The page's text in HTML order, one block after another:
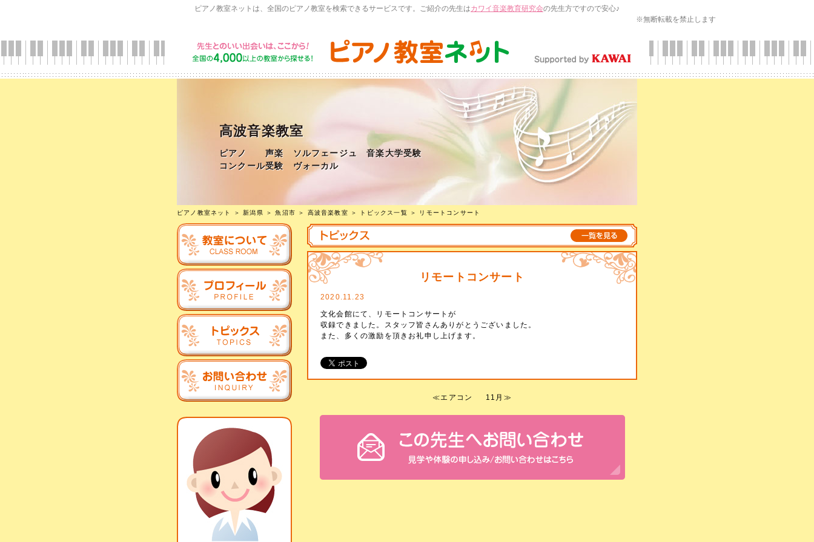
ピアノ教室ネットは、全国のピアノ教室を検索できるサービスです。ご紹介の先生はカワイ音楽教育研究会の先生方ですので安心♪
※無断転載を禁止します
高波音楽教室
ピアノ 声楽 ソルフェージュ 音楽大学受験
コンクール受験 ヴォーカル
ピアノ教室ネット ＞新潟県 ＞魚沼市 ＞ 高波音楽教室 ＞ トピックス一覧 ＞ リモートコンサート
リモートコンサート
2020.11.23
文化会館にて、リモートコンサートが
収録できました。スタッフ皆さんありがとうございました。
また、多くの激励を頂きお礼申し上げます。
≪エアコン 11月 ≫